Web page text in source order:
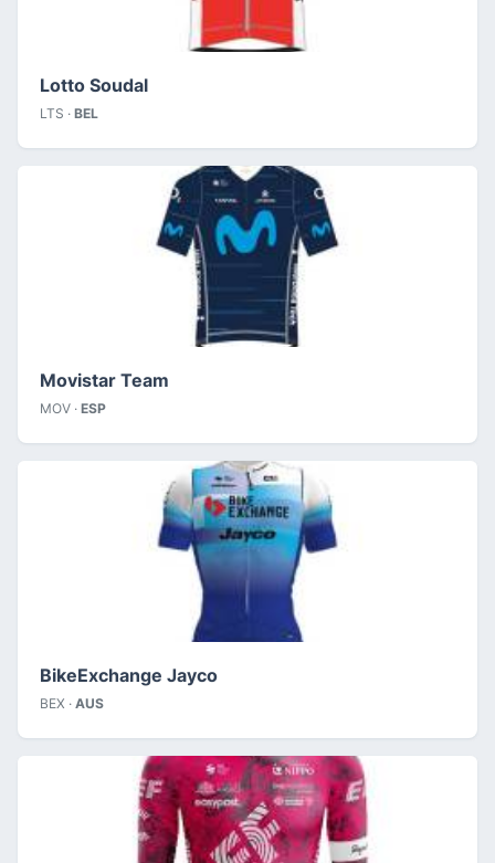
Lotto Soudal
LTS · BEL
Movistar Team
MOV · ESP
BikeExchange Jayco
BEX · AUS